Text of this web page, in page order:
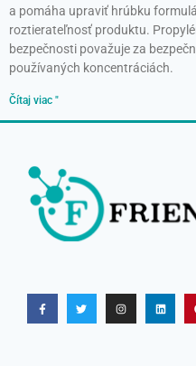
a pomáha upraviť hrúbku
roztierateľnosť produktu.
bezpečnosti považuje za
používaných koncentráciách.
Čítaj viac "